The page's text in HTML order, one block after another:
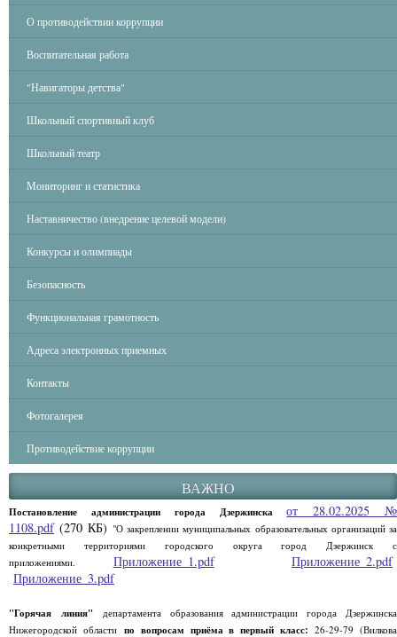
О противодействии коррупции
Воспитательная работа
"Навигаторы детства"
Школьный спортивный клуб
Школьный театр
Мониторинг и статистика
Наставничество (внедрение целевой модели)
Конкурсы и олимпиады
Безопасность
Функциональная грамотность
Адреса электронных приемных
Контакты
Фотогалерея
Противодействие коррупции
ВАЖНО
Постановление администрации города Дзержинскаот 28.02.2025 №
1108.pdf(270 КБ) "О закреплении муниципальных образовательных организаций за
конкретными территориями городского округа город Дзержинск с
приложениями. Приложение_1.pdf
Приложение_2.pdf
Приложение_3.pdf
"Горячая линия" департамента образования администрации города Дзержинска
Нижегородской области по вопросам приёма в первый класс: 26-29-79 (Вилкова